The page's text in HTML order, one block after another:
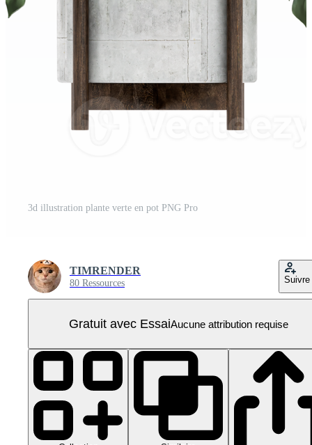
3d illustration plante verte en pot PNG Pro
TIMRENDER
80 Ressources Suivre
Gratuit avec EssaiAucune attribution requise